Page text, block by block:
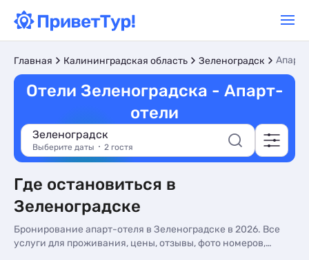
Главная Калининградская область Зеленоградск
Отели Зеленоградска - Апарт-
отели
Зеленоградск
Выберите даты 2 гостя
Где остановиться в
Зеленоградске
Бронирование апарт-отеля в Зеленоградске в 2026. Все
услуги для проживания, цены, отзывы, фото номеров,